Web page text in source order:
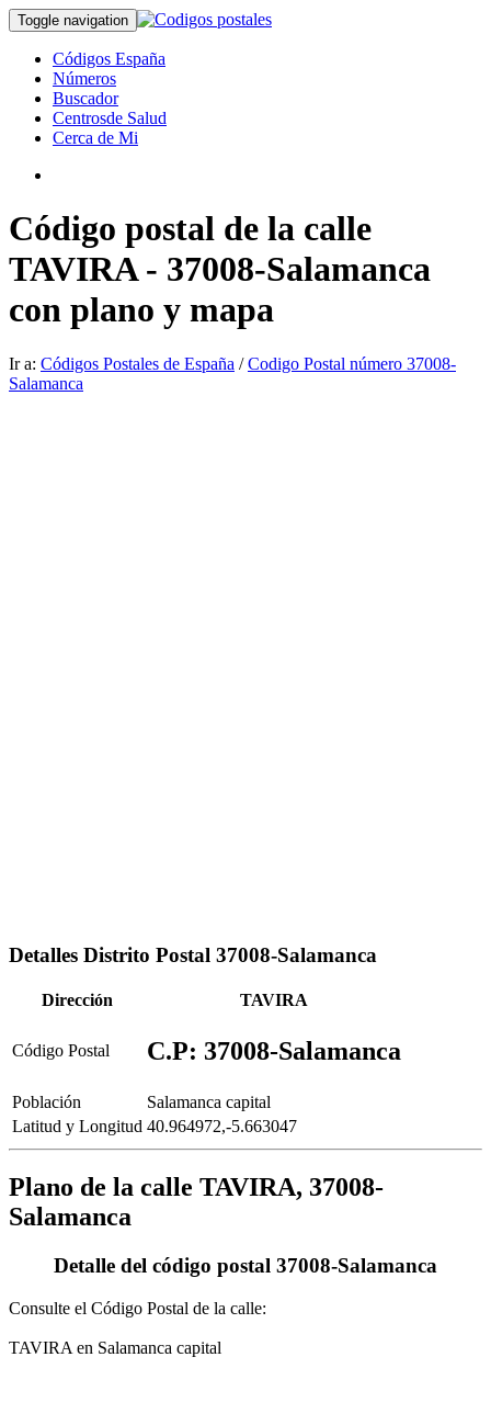
Toggle navigation
Códigos España
Números
Buscador
Centrosde Salud
Cerca de Mi
Código postal de la calle
TAVIRA - 37008-Salamanca
con plano y mapa
Ir a: Códigos Postales de España /Codigo Postal número 37008-
Salamanca
Detalles Distrito Postal 37008-Salamanca
Dirección TAVIRA
Código Postal C.P: 37008-Salamanca
Población
Salamanca capital
Latitud y Longitud 40.964972,-5.663047
Plano de la calle TAVIRA, 37008-
Salamanca
Detalle del código postal 37008-Salamanca
Consulte el Código Postal de la calle:
TAVIRA en Salamanca capital